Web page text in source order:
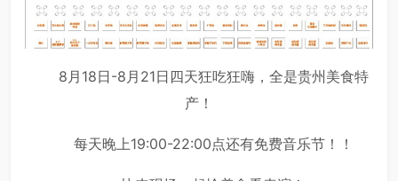
8月18日-8月21日四天狂吃狂嗨，全是贵州美食特
产！
每天晚上19:00-22:00点还有免费音乐节！！